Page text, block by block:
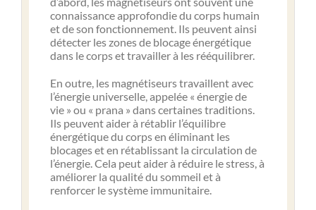
connaissance approfondie du corps humain
et de son fonctionnement. Ils peuvent ainsi
détecter les zones de blocage énergétique
dans le corps et travailler à les rééquilibrer.
En outre, les magnétiseurs travaillent avec
l’énergie universelle, appelée « énergie de
vie » ou « prana » dans certaines traditions.
Ils peuvent aider à rétablir l’équilibre
énergétique du corps en éliminant les
blocages et en rétablissant la circulation de
l’énergie. Cela peut aider à réduire le stress, à
améliorer la qualité du sommeil et à
renforcer le système immunitaire.